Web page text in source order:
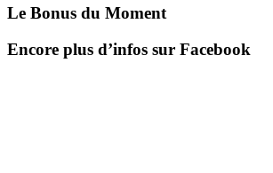
Le Bonus du Moment
Encore plus d’infos sur Facebook